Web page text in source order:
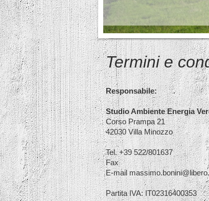
Termini e
Responsabile:
Studio Ambiente Energia
Corso Prampa 21
42030 Villa Minozzo
Tel. +39 522/801637
Fax
E-mail
Partita IVA: IT02316400353